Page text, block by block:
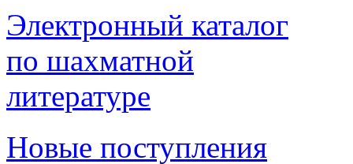
Электронный каталог
по шахматной
литературе
Новые поступления